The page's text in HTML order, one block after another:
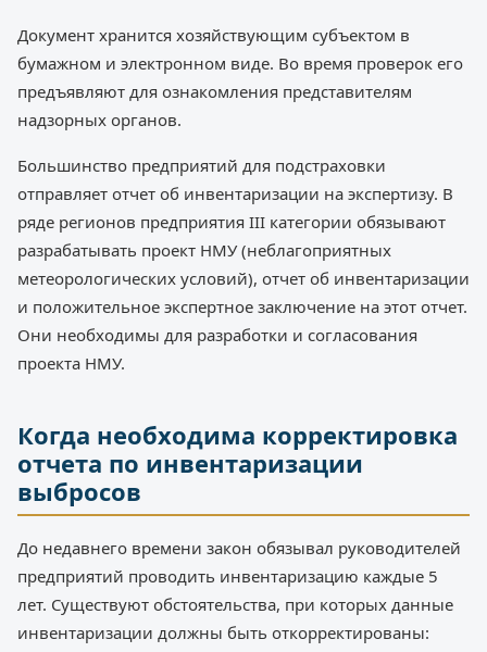
Документ хранится хозяйствующим субъектом в
бумажном и электронном виде. Во время проверок его
предъявляют для ознакомления представителям
надзорных органов.
Большинство предприятий для подстраховки
отправляет отчет об инвентаризации на экспертизу. В
ряде регионов предприятия III категории обязывают
разрабатывать проект НМУ (неблагоприятных
метеорологических условий), отчет об инвентаризации
и положительное экспертное заключение на этот отчет.
Они необходимы для разработки и согласования
проекта НМУ.
Когда необходима корректировка
отчета по инвентаризации
выбросов
До недавнего времени закон обязывал руководителей
предприятий проводить инвентаризацию каждые 5
лет. Существуют обстоятельства, при которых данные
инвентаризации должны быть откорректированы: